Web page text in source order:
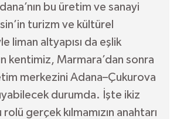
bu üretim ve sanayi
turizm ve kültürel
liman altyapısı da eşlik
kentimiz, Marmara’dan sonra
merkezini Adana–Çukurova
durumda. İşte ikiz
gerçek kılmamızın anahtarı